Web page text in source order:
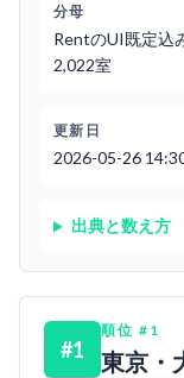
分母
RentのUI既定込
2,022室
更新日
2026-05-26
出典と数え方
#1
順位 # 1
東京・